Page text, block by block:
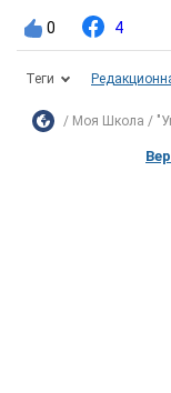
0 4
Теги
Моя Школа